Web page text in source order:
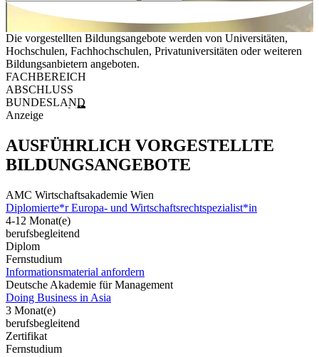
Die vorgestellten Bildungsangebote werden von Universitäten,
Hochschulen, Fachhochschulen, Privatuniversitäten oder weiteren
Bildungsanbietern angeboten.
FACHBEREICH
ABSCHLUSS
BUNDESLAND
Anzeige
AUSFÜHRLICH VORGESTELLTE
BILDUNGSANGEBOTE
AMC Wirtschaftsakademie Wien
Diplomierte*r Europa- und Wirtschaftsrechtspezialist*in
4-12 Monat(e)
berufsbegleitend
Diplom
Fernstudium
Informationsmaterial anfordern
Deutsche Akademie für Management
Doing Business in Asia
3 Monat(e)
berufsbegleitend
Zertifikat
Fernstudium